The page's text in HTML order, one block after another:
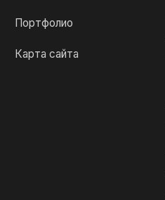
Портфолио
Карта сайта